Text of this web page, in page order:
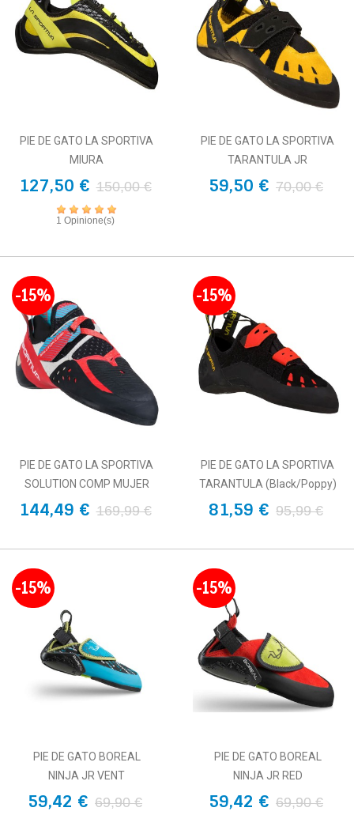
PIE DE GATO LA SPORTIVA
MIURA
127,50 € 150,00 €
1 Opinione(s)
PIE DE GATO LA SPORTIVA
TARANTULA JR
59,50 € 70,00 €
-15%
PIE DE GATO LA SPORTIVA
SOLUTION COMP MUJER
144,49 € 169,99 €
-15%
PIE DE GATO LA SPORTIVA
TARANTULA (Black/Poppy)
81,59 € 95,99 €
-15%
PIE DE GATO BOREAL
NINJA JR VENT
59,42 € 69,90 €
-15%
PIE DE GATO BOREAL
NINJA JR RED
59,42 € 69,90 €